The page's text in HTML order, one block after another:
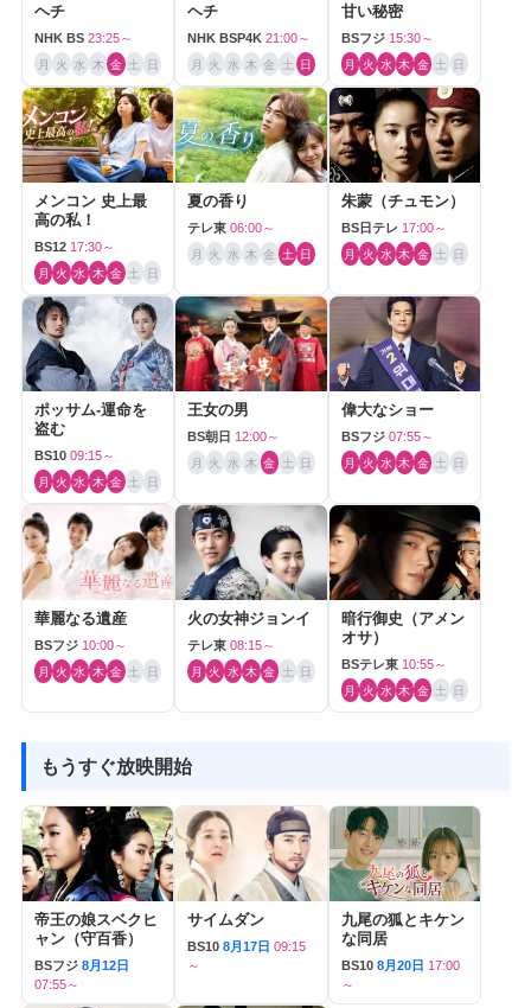
ヘチ
NHK BS 23:25～
月 火 水 木 金 土 日
ヘチ
NHK BSP4K 21:00～
月 火 水 木 金 土 日
甘い秘密
BSフジ 15:30～
月 火 水 木 金 土 日
メンコン 史上最
高の私！
BS12 17:30～
月 火 水 木 金 土 日
夏の香り
テレ東 06:00～
月 火 水 木 金 土 日
朱蒙（チュモン）
BS日テレ 17:00～
月 火 水 木 金 土 日
ポッサム-運命を
盗む
BS10 09:15～
月 火 水 木 金 土 日
王女の男
BS朝日 12:00～
月 火 水 木 金 土 日
偉大なショー
BSフジ 07:55～
月 火 水 木 金 土 日
華麗なる遺産
BSフジ 10:00～
月 火 水 木 金 土 日
火の女神ジョンイ
テレ東 08:15～
月 火 水 木 金 土 日
暗行御史（アメン
オサ）
BSテレ東 10:55～
月 火 水 木 金 土 日
もうすぐ放映開始
帝王の娘スベクヒ
ャン（守百香）
BSフジ 8月12日
07:55～
サイムダン
BS10 8月17日 09:15
～
九尾の狐とキケン
な同居
BS10 8月20日 17:00
～